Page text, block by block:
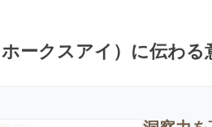
ークスアイ）に伝わる